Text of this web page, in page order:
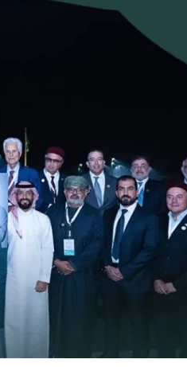
ر
ت
ر
و
ن
ا